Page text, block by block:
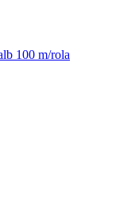
100 m/rola